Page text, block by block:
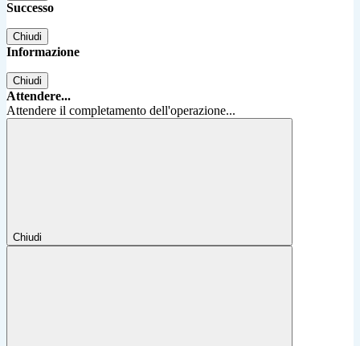
Successo
Chiudi
Informazione
Chiudi
Attendere...
Attendere il completamento dell'operazione...
Chiudi